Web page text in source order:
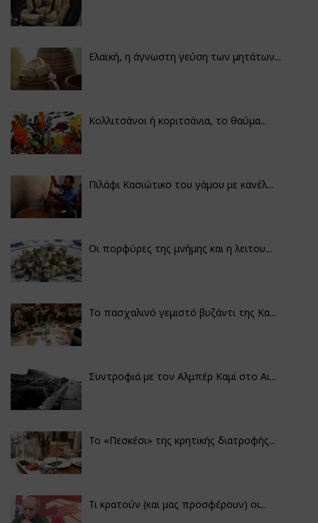
Ελαϊκή, η άγνωστη γεύση των μητάτων...
Κολλιτσάνοι ή κοριτσάνια, το θαύμα...
Πιλάφι Κασιώτικο του γάμου με κανέλ...
Οι πορφύρες της μνήμης και η λειτου...
Το πασχαλινό γεμιστό βυζάντι της Κα...
Συντροφιά με τον Αλμπέρ Καμί στο Αι...
Το «Πεσκέσι» της κρητικής διατροφής...
Τι κρατούν (και μας προσφέρουν) οι...